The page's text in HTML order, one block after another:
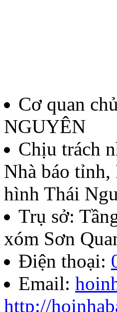
thưởng Báo
thứ II - năm
Lượt
07/QĐ-BTC
Quyết định
báo chí
năm 2026
Lượt
Cơ quan
NGUYÊN
Chịu trách
Nhà báo tỉnh,
hình Thái
Trụ sở:
xóm Sơn
Điện thoại:
Email:
http://